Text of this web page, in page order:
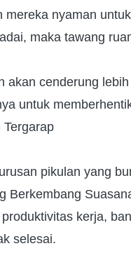
nyaman
maka tawang
akan cenderung
untuk
pikulan yang
Berkembang
kerja,
selesai.